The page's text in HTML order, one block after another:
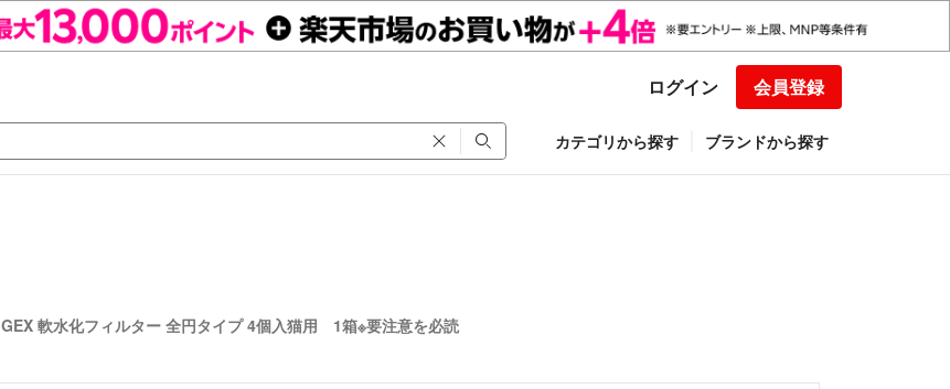
ログイン 会員登録
カテゴリから探す ブランドから探す
GEX 軟水化フィルター 全円タイプ 4個入猫用 1箱※要注意を必読